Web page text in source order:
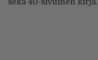
sekä 40-sivuinen kirja.